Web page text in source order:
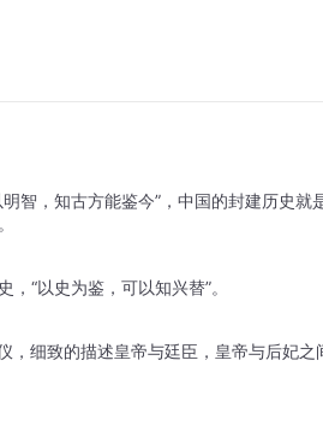
智，知古方能鉴今”，中国的封建历史就
“以史为鉴，可以知兴替”。
细致的描述皇帝与廷臣，皇帝与后妃之